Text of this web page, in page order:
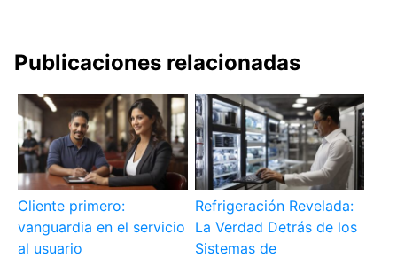
Publicaciones relacionadas
Cliente primero:
vanguardia en el servicio
al usuario
Refrigeración Revelada:
La Verdad Detrás de los
Sistemas de